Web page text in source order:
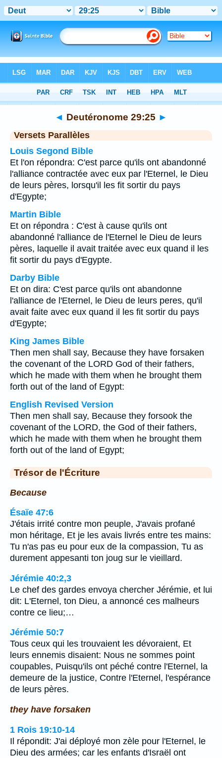
>Chapitre 29 > Verset 25
◄ Deutéronome 29:25 ►
Versets Parallèles
Louis Segond Bible
Et l'on répondra: C'est parce qu'ils ont abandonné
l'alliance contractée avec eux par l'Eternel, le Dieu
de leurs pères, lorsqu'il les fit sortir du pays
d'Egypte;
Martin Bible
Et on répondra : C'est à cause qu'ils ont
abandonné l'alliance de l'Eternel le Dieu de leurs
pères, laquelle il avait traitée avec eux quand il les
fit sortir du pays d'Egypte.
Darby Bible
Et on dira: C'est parce qu'ils ont abandonne
l'alliance de l'Eternel, le Dieu de leurs peres, qu'il
avait faite avec eux quand il les fit sortir du pays
d'Egypte;
King James Bible
Then men shall say, Because they have forsaken
the covenant of the LORD God of their fathers,
which he made with them when he brought them
forth out of the land of Egypt:
English Revised Version
Then men shall say, Because they forsook the
covenant of the LORD, the God of their fathers,
which he made with them when he brought them
forth out of the land of Egypt;
Trésor de l'Écriture
Because
Ésaïe 47:6
J'étais irrité contre mon peuple, J'avais profané
mon héritage, Et je les avais livrés entre tes mains:
Tu n'as pas eu pour eux de la compassion, Tu as
durement appesanti ton joug sur le vieillard.
Jérémie 40:2,3
Le chef des gardes envoya chercher Jérémie, et lui
dit: L'Eternel, ton Dieu, a annoncé ces malheurs
contre ce lieu;…
Jérémie 50:7
Tous ceux qui les trouvaient les dévoraient, Et
leurs ennemis disaient: Nous ne sommes point
coupables, Puisqu'ils ont péché contre l'Eternel, la
demeure de la justice, Contre l'Eternel, l'espérance
de leurs pères.
they have forsaken
1 Rois 19:10-14
Il répondit: J'ai déployé mon zèle pour l'Eternel, le
Dieu des armées; car les enfants d'Israël ont